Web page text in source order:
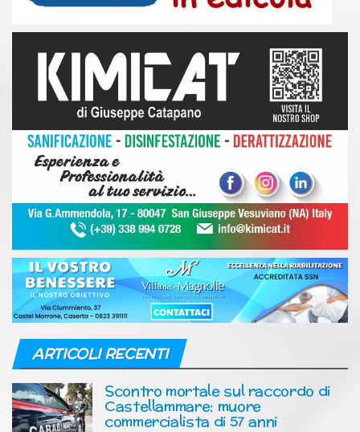
ARTICOLI RECENTI
Scontro mortale sul raccordo di
Castellammare: muore
commercialista di 57 anni